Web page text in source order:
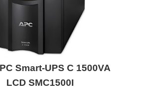
Smart-UPS C 1500VA
LCD SMC1500I